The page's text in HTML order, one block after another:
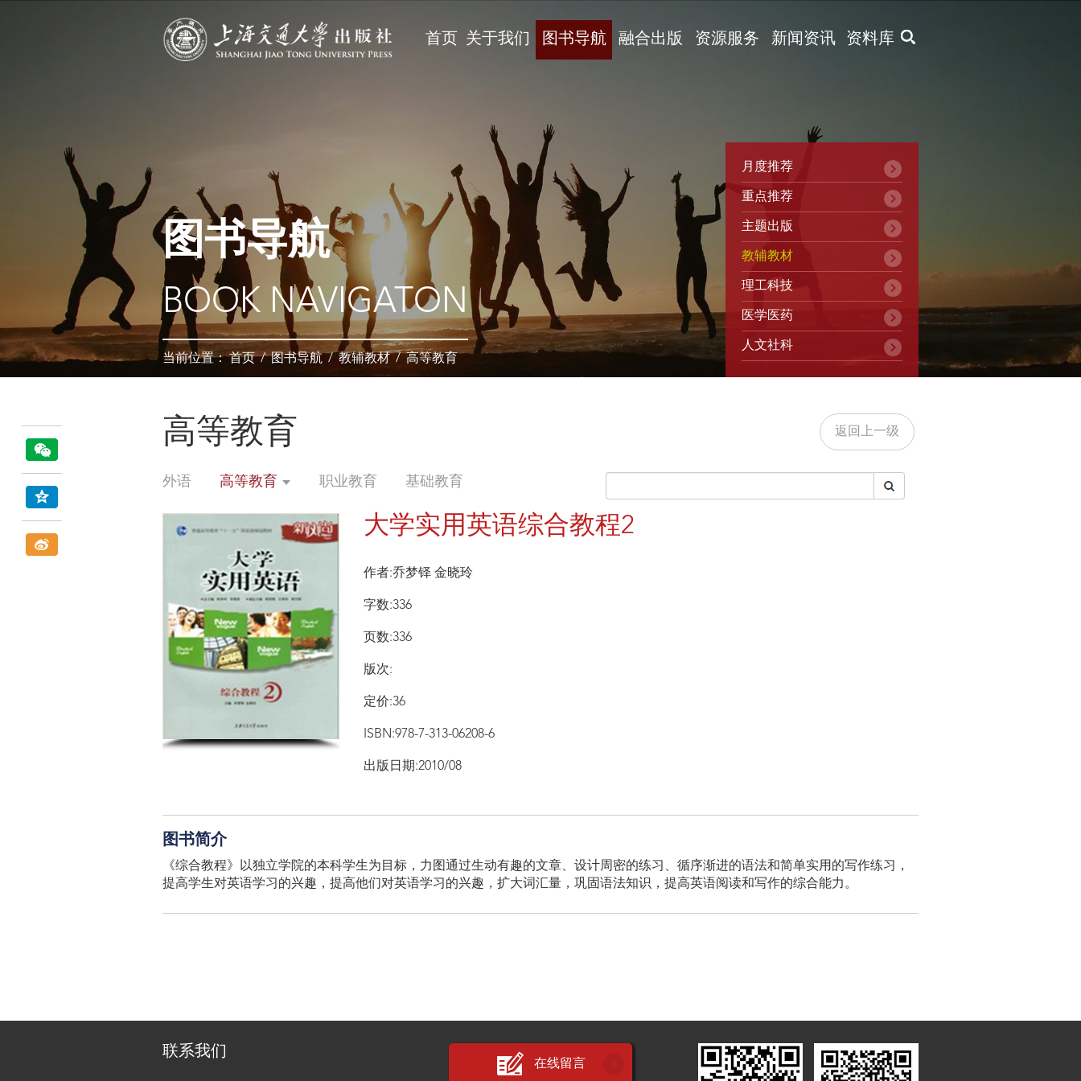
X
首页 关于我们 图书导航 融合出版 资源服务 新闻资讯 资料库
图书导航
BOOK NAVIGATON
当前位置：首页/图书导航 / 教辅教材 / 高等教育
月度推荐
重点推荐
主题出版
教辅教材
理工科技
医学医药
人文社科
高等教育 返回上一级
外语 高等教育 职业教育 基础教育
大学实用英语综合教程2
作者:乔梦铎 金晓玲
字数:336
页数:336
版次:
定价:36
ISBN:978-7-313-06208-6
出版日期:2010/08
图书简介
《综合教程》以独立学院的本科学生为目标，力图通过生动有趣的文章、设计周密的练习、循序渐进的语法和简单实用的写作练习，
提高学生对英语学习的兴趣，提高他们对英语学习的兴趣，扩大词汇量，巩固语法知识，提高英语阅读和写作的综合能力。
联系我们
在线留言